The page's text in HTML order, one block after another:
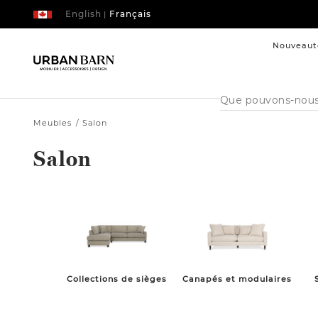
| Français
English
Cataloque
de
Meubles Salon
Salon
Collections de sièges Canapés et modulaires